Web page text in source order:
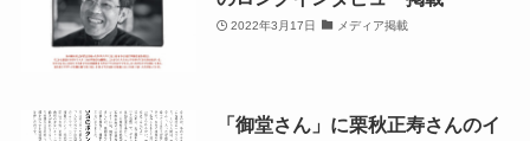
2022年3月17日 メディア掲載
「御堂さん」に栗秋正寿さんのイ